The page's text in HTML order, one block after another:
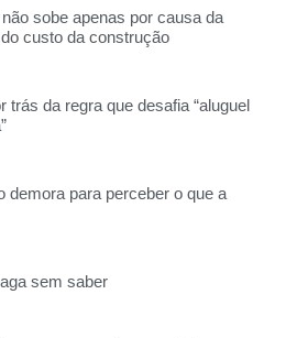
sobe apenas por causa da
custo da construção
trás da regra que desafia “aluguel
demora para perceber o que a
sem saber